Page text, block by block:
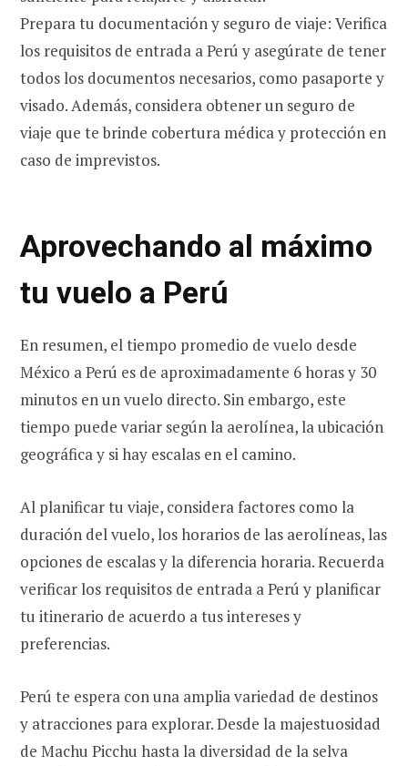
Prepara tu documentación y seguro de viaje: Verifica
los requisitos de entrada a Perú y asegúrate de tener
todos los documentos necesarios, como pasaporte y
visado. Además, considera obtener un seguro de
viaje que te brinde cobertura médica y protección en
caso de imprevistos.
Aprovechando al máximo
tu vuelo a Perú
En resumen, el tiempo promedio de vuelo desde
México a Perú es de aproximadamente 6 horas y 30
minutos en un vuelo directo. Sin embargo, este
tiempo puede variar según la aerolínea, la ubicación
geográfica y si hay escalas en el camino.
Al planificar tu viaje, considera factores como la
duración del vuelo, los horarios de las aerolíneas, las
opciones de escalas y la diferencia horaria. Recuerda
verificar los requisitos de entrada a Perú y planificar
tu itinerario de acuerdo a tus intereses y
preferencias.
Perú te espera con una amplia variedad de destinos
y atracciones para explorar. Desde la majestuosidad
de Machu Picchu hasta la diversidad de la selva